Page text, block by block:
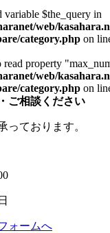
variable $the_query in
web/
category.php on
read property
web/
category.php on
ご相談ください
っております。
ォームへ